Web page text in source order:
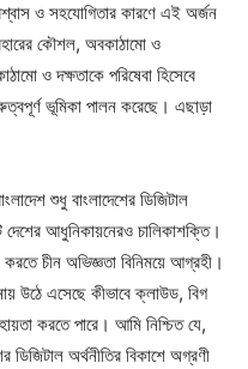
ও সহযোগিতার কারণে এই অর্জন
কৌশল, অবকাঠামো ও
ও দক্ষতাকে পরিষেবা হিসেবে
ভূমিকা পালন করেছে। এছাড়া
শুধু বাংলাদেশের ডিজিটাল
আধুনিকায়নেরও চালিকাশক্তি।
করতে চীন অভিজ্ঞতা বিনিময়ে আগ্রহী।
উঠে এসেছে কীভাবে ক্লাউড, বিগ
করতে পারে। আমি নিশ্চিত যে,
ডিজিটাল অর্থনীতির বিকাশে অগ্রণী